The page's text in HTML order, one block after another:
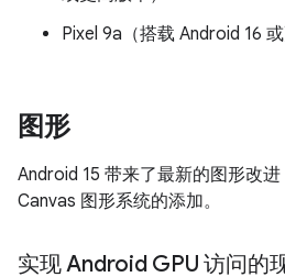
Pixel 9a（搭载 Android 16 或
图形
Android 15 带来了最新的图形改
Canvas 图形系统的添加。
实现 Android GPU 访问的